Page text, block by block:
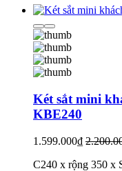
Két sắt mini
KBE240
1.599.000₫
C240 x rộng 350 x